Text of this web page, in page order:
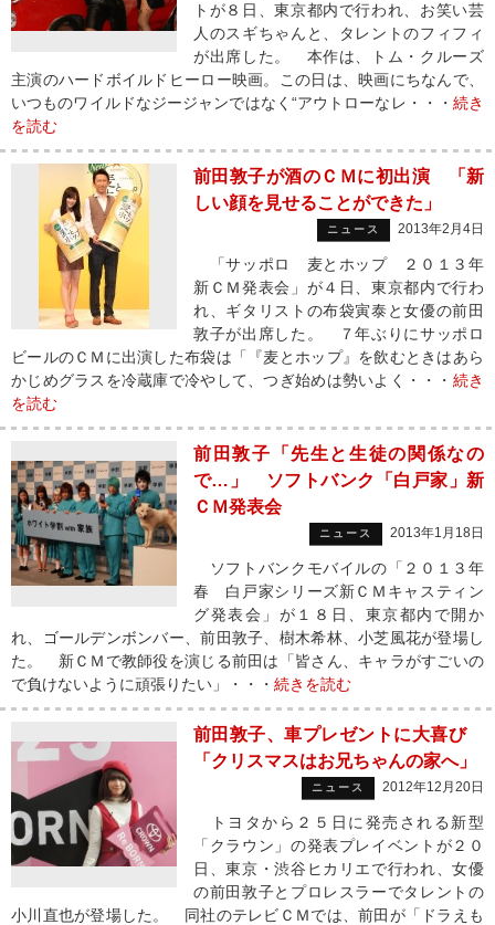
トが８日、東京都内で行われ、お笑い芸
人のスギちゃんと、タレントのフィフィ
が出席した。 本作は、トム・クルーズ
主演のハードボイルドヒーロー映画。この日は、映画にちなんで、
いつものワイルドなジージャンではなく“アウトローなレ・・・ 続き
を読む
前田敦子が酒のＣＭに初出演 「新
しい顔を見せることができた」
ニュース 2013年2月4日
「サッポロ 麦とホップ ２０１３年
新ＣＭ発表会」が４日、東京都内で行わ
れ、ギタリストの布袋寅泰と女優の前田
敦子が出席した。 ７年ぶりにサッポロ
ビールのＣＭに出演した布袋は「『麦とホップ』を飲むときはあら
かじめグラスを冷蔵庫で冷やして、つぎ始めは勢いよく・・・ 続き
を読む
前田敦子「先生と生徒の関係なの
で…」 ソフトバンク「白戸家」新
ＣＭ発表会
ニュース 2013年1月18日
ソフトバンクモバイルの「２０１３年
春 白戸家シリーズ新ＣＭキャスティン
グ発表会」が１８日、東京都内で開か
れ、ゴールデンボンバー、前田敦子、樹木希林、小芝風花が登場し
た。 新ＣＭで教師役を演じる前田は「皆さん、キャラがすごいの
で負けないように頑張りたい」・・・ 続きを読む
前田敦子、車プレゼントに大喜び
「クリスマスはお兄ちゃんの家へ」
ニュース 2012年12月20日
トヨタから２５日に発売される新型
「クラウン」の発表プレイベントが２０
日、東京・渋谷ヒカリエで行われ、女優
の前田敦子とプロレスラーでタレントの
小川直也が登場した。 同社のテレビＣＭでは、前田が「ドラえも